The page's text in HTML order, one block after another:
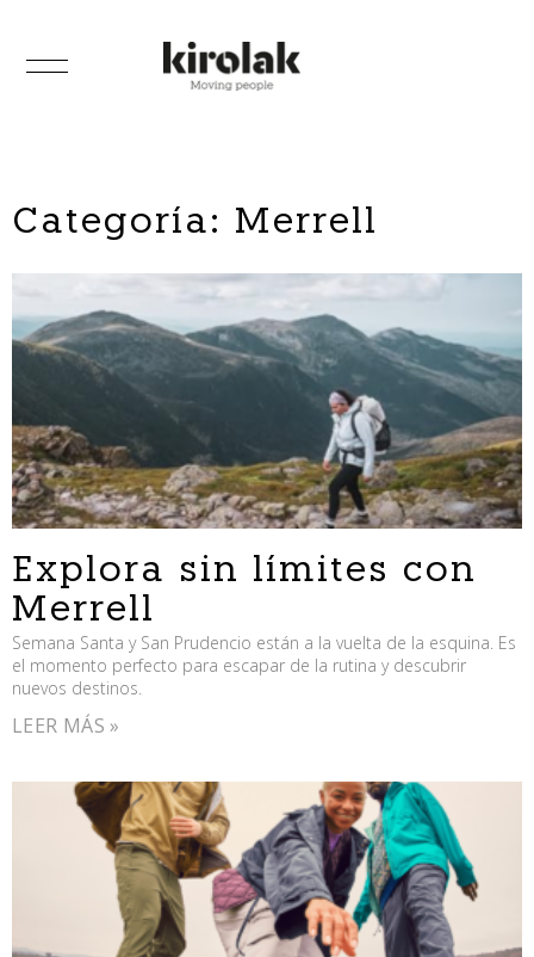
Categoría: Merrell
Explora sin límites con
Merrell
Semana Santa y San Prudencio están a la vuelta de la esquina. Es
el momento perfecto para escapar de la rutina y descubrir
nuevos destinos.
LEER MÁS »